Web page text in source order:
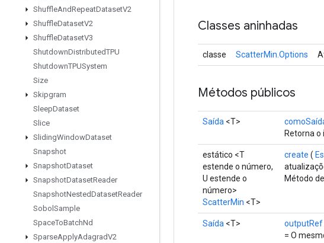
ShuffleAndRepeatDatasetV2
ShuffleDatasetV2
ShuffleDatasetV3
ShutdownDistributedTPU
ShutdownTPUSystem
Size
Skipgram
SleepDataset
Slice
SlidingWindowDataset
Snapshot
SnapshotDataset
SnapshotDatasetReader
SnapshotNestedDatasetReader
Sobol Sample
SpaceToBatchNd
SparseApplyAdagradV2
Classes aninhadas
classe ScatterMin.Options
Métodos públicos
Saída <T>
Retorna
estático <T
estende o número,
U estende o
número>
ScatterMin <T>
create (
Método
Saída <T> outputRef
= O